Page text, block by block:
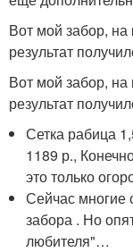
Вот мой забор,
результат
Вот мой забор,
результат
Сетка рабица
1189 р.,
это только
Сейчас многие
забора . Но
любителя"…